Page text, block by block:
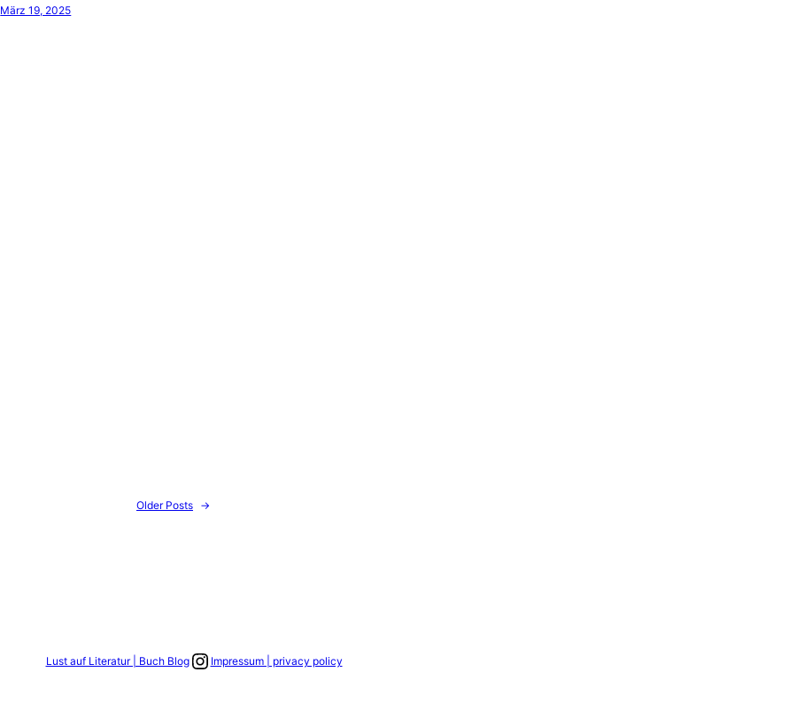
März 19, 2025
Older Posts →
Lust auf Literatur | Buch BlogLink zum Instagram Account
Impressum | privacy policy